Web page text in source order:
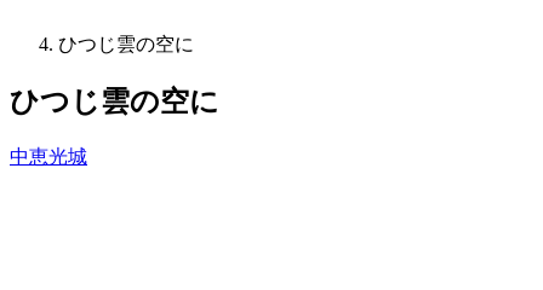
ひつじ雲の空に
ひつじ雲の空に
中恵光城